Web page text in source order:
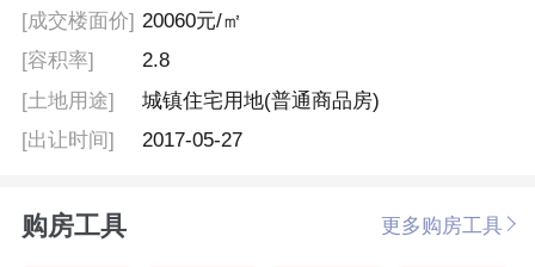
[成交楼面价] 20060元/㎡
[容积率]
2.8
[土地用途]
城镇住宅用地(普通商品房)
[出让时间]
2017-05-27
购房工具 更多购房工具